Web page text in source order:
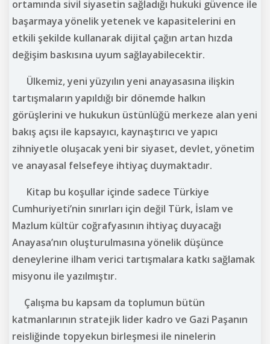
ortamında sivil siyasetin sağladığı hukuki güvence ile
başarmaya yönelik yetenek ve kapasitelerini en
etkili şekilde kullanarak dijital çağın artan hızda
değişim baskısına uyum sağlayabilecektir.
Ülkemiz, yeni yüzyılın yeni anayasasına ilişkin
tartışmaların yapıldığı bir dönemde halkın
görüşlerini ve hukukun üstünlüğü merkeze alan yeni
bakış açısı ile kapsayıcı, kaynaştırıcı ve yapıcı
zihniyetle oluşacak yeni bir siyaset, devlet, yönetim
ve anayasal felsefeye ihtiyaç duymaktadır.
Kitap bu koşullar içinde sadece Türkiye
Cumhuriyeti’nin sınırları için değil Türk, İslam ve
Mazlum kültür coğrafyasının ihtiyaç duyacağı
Anayasa’nın oluşturulmasına yönelik düşünce
deneylerine ilham verici tartışmalara katkı sağlamak
misyonu ile yazılmıştır.
Çalışma bu kapsam da toplumun bütün
katmanlarının stratejik lider kadro ve Gazi Paşanın
reisliğinde topyekun birleşmesi ile ninelerin